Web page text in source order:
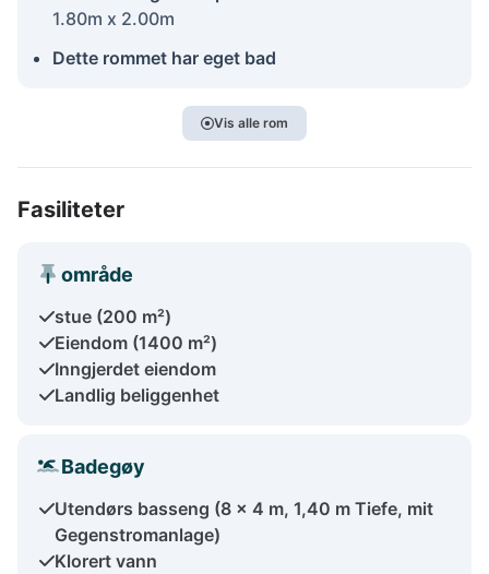
1.80m x 2.00m
Dette rommet har eget bad
Vis alle rom
Fasiliteter
område
stue (200 m²)
Eiendom (1400 m²)
Inngjerdet eiendom
Landlig beliggenhet
Badegøy
Utendørs basseng (8 x 4 m, 1,40 m Tiefe, mit
Gegenstromanlage)
Klorert vann